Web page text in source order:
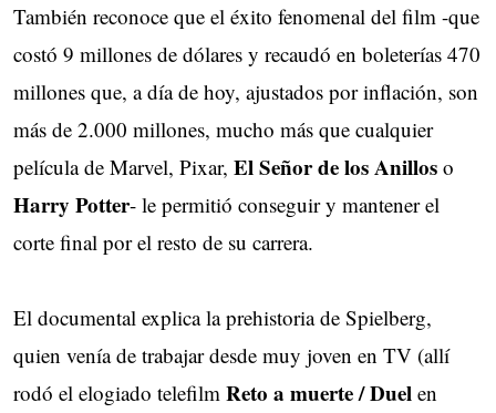
También reconoce que el éxito fenomenal del film -que
costó 9 millones de dólares y recaudó en boleterías 470
millones que, a día de hoy, ajustados por inflación, son
más de 2.000 millones, mucho más que cualquier
película de Marvel, Pixar, El Señor de los Anillos o
Harry Potter- le permitió conseguir y mantener el
corte final por el resto de su carrera.
El documental explica la prehistoria de Spielberg,
quien venía de trabajar desde muy joven en TV (allí
rodó el elogiado telefilm Reto a muerte / Duel en